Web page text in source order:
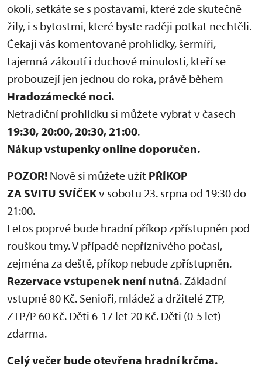
okolí, setkáte se s postavami, které zde skutečně
žily, i s bytostmi, které byste raději potkat nechtěli.
Čekají vás komentované prohlídky, šermíři,
tajemná zákoutí i duchové minulosti, kteří se
probouzejí jen jednou do roka, právě během
Hradozámecké noci.
Netradiční prohlídku si můžete vybrat v časech
19:30, 20:00, 20:30, 21:00.
Nákup vstupenky online doporučen.
POZOR! Nově si můžete užít PŘÍKOP
ZA SVITU SVÍČEKv sobotu 23. srpna od 19:30 do
21:00.
Letos poprvé bude hradní příkop zpřístupněn pod
rouškou tmy. V případě nepříznivého počasí,
zejména za deště, příkop nebude zpřístupněn.
Rezervace vstupenek není nutná. Základní
vstupné 80 Kč. Senioři, mládež a držitelé ZTP,
ZTP/P 60 Kč. Děti 6-17 let 20 Kč. Děti (0-5 let)
zdarma.
Celý večer bude otevřena hradní krčma.